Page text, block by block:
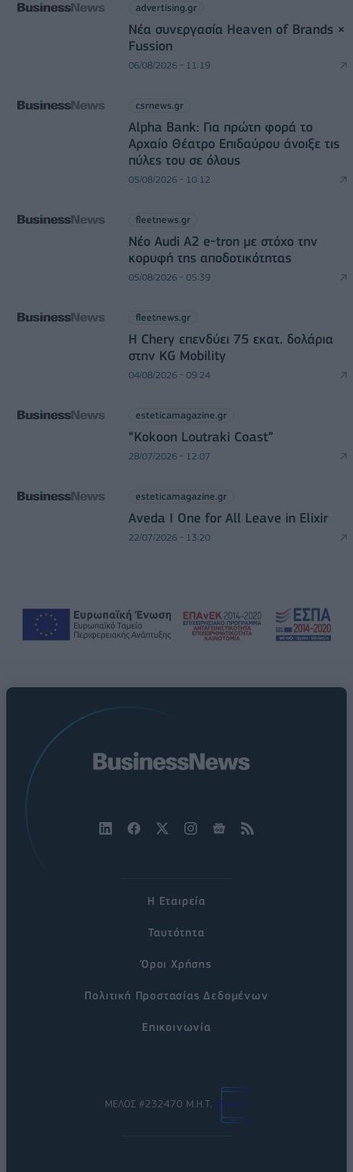
advertising.gr
Νέα συνεργασία Heaven of Brands ×
Fussion
06/08/2026 - 11:19
csrnews.gr
Alpha Bank: Για πρώτη φορά το
Αρχαίο Θέατρο Επιδαύρου άνοιξε τις
πύλες του σε όλους
05/08/2026 - 10:12
fleetnews.gr
Νέο Audi A2 e-tron με στόχο την
κορυφή της αποδοτικότητας
05/08/2026 - 05:39
fleetnews.gr
Η Chery επενδύει 75 εκατ. δολάρια
στην KG Mobility
04/08/2026 - 09:24
esteticamagazine.gr
“Kokoon Loutraki Coast”
28/07/2026 - 12:07
esteticamagazine.gr
Aveda I One for All Leave in Elixir
22/07/2026 - 13:20
Η Εταιρεία
Ταυτότητα
Όροι Χρήσης
Πολιτική Προστασίας Δεδομένων
Επικοινωνία
ΜΕΛΟΣ #232470 Μ.Η.Τ.